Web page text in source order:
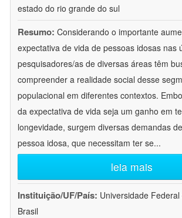
estado do rio grande do sul
Resumo: Considerando o importante
expectativa de vida de pessoas idosas nas
pesquisadores/as de diversas áreas têm
compreender a realidade social desse
populacional em diferentes contextos.
da expectativa de vida seja um ganho em
longevidade, surgem diversas demandas
pessoa idosa, que necessitam ter se...
leia mais
Instituição/UF/País: Universidade
Brasil